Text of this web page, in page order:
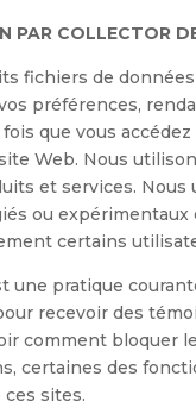
PAR COLLECTOR
fichiers de
préférences,
que vous
Web. Nous
et services.
ou
certains
une pratique
recevoir des
comment bloquer
certaines des
sites.